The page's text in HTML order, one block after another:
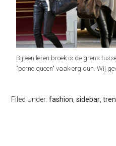
Bij een leren broek is de grens
"porno queen" vaak erg dun. Wij
Filed Under:fashion,sidebar,